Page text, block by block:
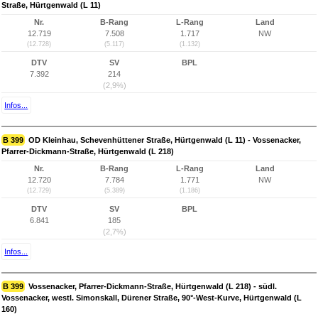
Straße, Hürtgenwald (L 11)
Nr.
12.719
(12.728)
B-Rang
7.508
(5.117)
L-Rang
1.717
(1.132)
Land
NW
DTV
7.392
SV
214
(2,9%)
BPL
Infos...
B 399 OD Kleinhau, Schevenhüttener Straße, Hürtgenwald (L 11) - Vossenacker,
Pfarrer-Dickmann-Straße, Hürtgenwald (L 218)
Nr.
12.720
(12.729)
B-Rang
7.784
(5.389)
L-Rang
1.771
(1.186)
Land
NW
DTV
6.841
SV
185
(2,7%)
BPL
Infos...
B 399 Vossenacker, Pfarrer-Dickmann-Straße, Hürtgenwald (L 218) - südl.
Vossenacker, westl. Simonskall, Dürener Straße, 90°-West-Kurve, Hürtgenwald (L
160)